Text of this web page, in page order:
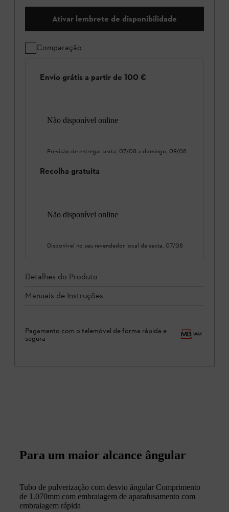
Ativar lembrete de disponibilidade
Comparação
Envio grátis a partir de 100 €
Não disponível online
Previsão de entrega: sexta, 07/08 a domingo, 09/08
Recolha gratuita
Não disponível online
Disponível no seu revendedor local de sexta, 07/08
Detalhes do Produto
Manuais de Instruções
Pagamento com o telemóvel de forma rápida e
segura
Para um maior alcance ângular
Tubo de pulverização com desvio ângular Comprimento
de 1.070mm com embraiagem de aparafusamento com
embraiagem rápida